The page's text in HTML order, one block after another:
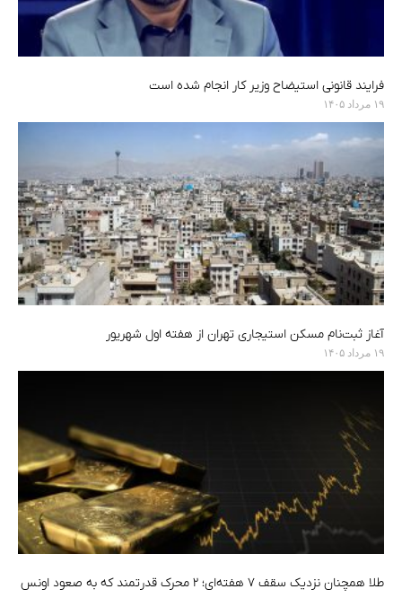
فرایند قانونی استیضاح وزیر کار انجام شده است
۱۹ مرداد ۱۴۰۵
آغاز ثبت‌نام مسکن استیجاری تهران از هفته اول شهریور
۱۹ مرداد ۱۴۰۵
طلا همچنان نزدیک سقف ۷ هفته‌ای؛ ۲ محرک قدرتمند که به صعود اونس